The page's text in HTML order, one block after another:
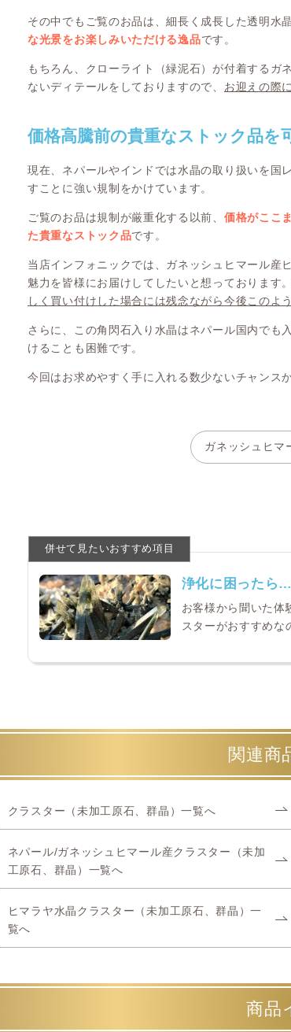
その中でもご覧のお品は、細長く成長した透明水
な光景をお楽しみいただける逸品です。
もちろん、クローライト（緑泥石）が付着するガ
ないディテールをしておりますので、 お迎えの際
価格高騰前の貴重なストック品を
現在、ネパールやインドでは水晶の取り扱いを国
すことに強い規制をかけています。
ご覧のお品は規制が厳重化する以前、 価格がここ
た貴重なストック品です。
当店インフォニックでは、ガネッシュヒマール産
魅力を皆様にお届けしてしたいと想っております
しく買い付けした場合には残念ながら今後このよ
さらに、この角閃石入り水晶はネパール国内でも
けることも困難です。
今回はお求めやすく手に入れる数少ないチャンス
ガネッシュヒマ
浄化に困ったら
お客様から聞いた体
スターがおすすめ
関連商
クラスター（未加工原石、群晶）一覧へ
ネパール/ガネッシュヒマール産クラスター（未加
工原石、群晶）一覧へ
ヒマラヤ水晶クラスター（未加工原石、群晶）一
覧へ
商品